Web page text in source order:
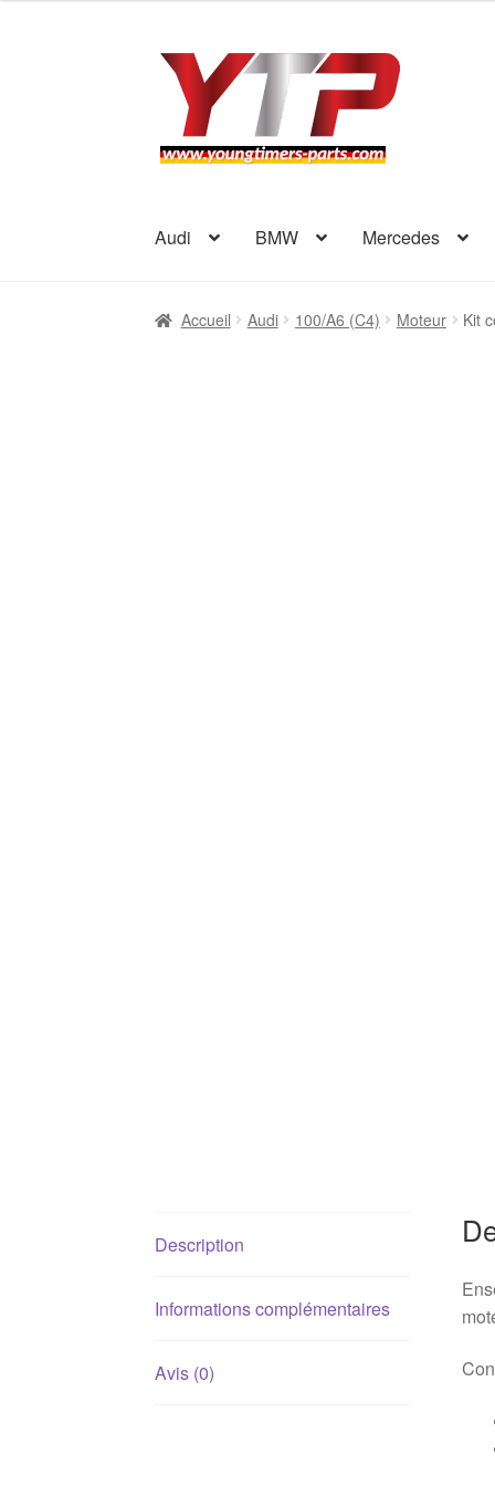
Aller
navigation
Aller
contenu
Audi BMW Mercedes
Accueil Audi 100/A6 (C4) Moteur Kit
Description
Informations complémentaires
Avis (0)